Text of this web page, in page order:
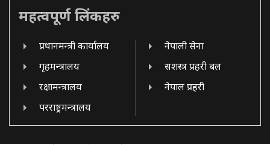
महत्वपूर्ण लिंकहरु
प्रधानमन्त्री कार्यालय
गृहमन्त्रालय
रक्षामन्त्रालय
परराष्ट्रमन्त्रालय
नेपाली सेना
सशस्त्र प्रहरी बल
नेपाल प्रहरी